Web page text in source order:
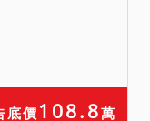
承受人資格
舍條件。）
底價 108.8萬